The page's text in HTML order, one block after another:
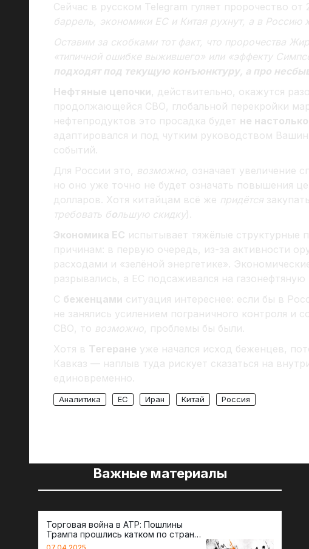
Сейчас в русском Telegram гуляет пророчество от
баррель, экономики ЕС и Китая рухнут, а в Россию
Оставим за скобками тот факт, что пророчества
«типичной ошибке выжившего» или «эффекту
подходят под текущую конъюнктуру, а про
Нефтяные цепочки, действительно, окажутся
продолжающейся СВО, глобальной перекройки
нефтепродуктов это просадка будет не
адаптировался и под чутким руководством
событий.
Для России это, возможно, означает увеличение
но оно уже точно не будет означать повышения
долларов. Хотя китайцам всё же придётся
требовать большую скидку).
Экономика ЕС испытывает тяжёлые структурные
причинам: в первую очередь, из-за активности
расходами и «зелёной энергетике».
разрывались, а ЕС подсаживался на
С беженцами ситуация интереснее: если бы в
не занялись усилением пограничного контроля
СВО, то возможно, проблемы бы были.
Хотя в Тегеране уже начался исход беженцев,
Кавказ — наплыв туда рискует сказаться на
единовременно.
Аналитика ЕС Иран Китай Россия
Важные материалы
Торговая война в АТР: Пошлины
Трампа прошлись катком по странам
региона